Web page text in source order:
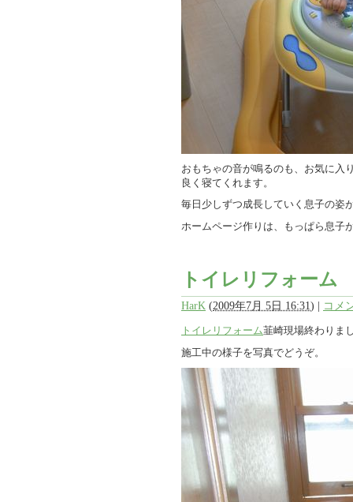
おもちゃの音が鳴るのも、お気に入
良く寝てくれます。
毎日少しずつ成長していく息子の姿
ホームページ作りは、もっぱら息子
トイレリフォー
HarK (2009年7月 5日 16:31) | コメ
トイレリフォーム韮崎現場終わりま
施工中の様子を写真でどうぞ。